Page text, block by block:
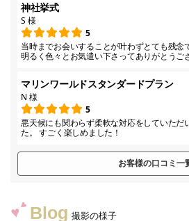
神社挙式
S 様
5
当時までお会いすることが叶わずとても残念
明るく色々とお気遣い下さってありがとうご
マリンワールドスタンダードプラン
N 様
5
悪天候にも関わらず柔軟な対応をしていただ
た。 すごく楽しめました！
お客様の口コミ一
Blog 撮影の様子